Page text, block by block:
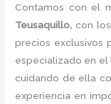
Contamos con el
Teusaquillo, con
precios exclusivos
especializado en el
cuidando de ella
experiencia en